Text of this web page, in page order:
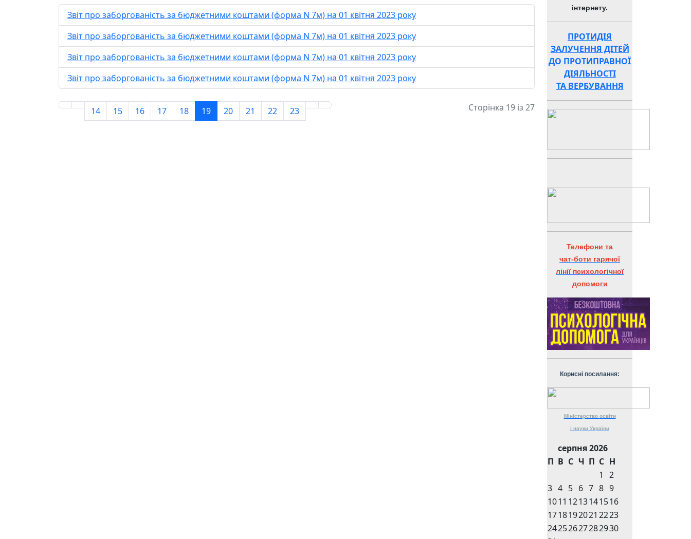
Звіт про заборгованість за бюджетними коштами (форма N 7м) на 01 квітня 2023 року
Звіт про заборгованість за бюджетними коштами (форма N 7м) на 01 квітня 2023 року
Звіт про заборгованість за бюджетними коштами (форма N 7м) на 01 квітня 2023 року
Звіт про заборгованість за бюджетними коштами (форма N 7м) на 01 квітня 2023 року
14 15 16 17 18 19 20 21 22 23 Сторінка 19 із 27
інтернету.
ПРОТИДІЯ
ЗАЛУЧЕННЯ ДІТЕЙ
ДО ПРОТИПРАВНОЇ
ДІЯЛЬНОСТІ
ТА ВЕРБУВАННЯ
Телефони та
чат-боти гарячої
лінії психологічної
допомоги
Корисні посилання:
Міністерство освіти
і науки України
серпня 2026
П В С Ч П С Н
1
2
3 4 5 6 7 8 9
1011 1213141516
1718192021 2223
24252627282930